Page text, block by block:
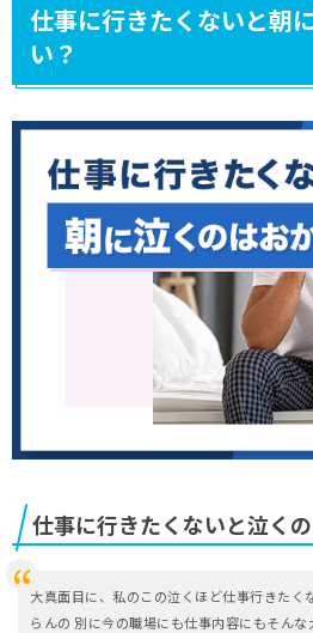
仕事に行きたくないと朝
い？
仕事に行きたくないと泣く
大真面目に、私のこの泣くほど仕事行きたく
らんの 別に今の職場にも仕事内容にもそん